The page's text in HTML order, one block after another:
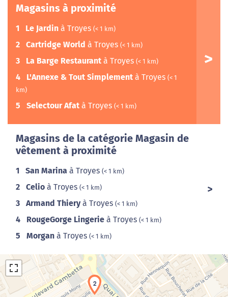
Magasins à proximité
1 Le Jardin à Troyes (< 1 km)
2 Cartridge World à Troyes (< 1 km)
3 La Barge Restaurant à Troyes (< 1 km)
4 L'Annexe & Tout Simplement à Troyes (< 1
km)
5 Selectour Afat à Troyes (< 1 km)
Magasins de la catégorie Magasin de
vêtement à proximité
1 San Marina à Troyes (< 1 km)
2 Celio à Troyes (< 1 km)
3 Armand Thieryà Troyes (< 1 km)
4 RougeGorge Lingerie à Troyes (< 1 km)
5 Morgan à Troyes (< 1 km)
2